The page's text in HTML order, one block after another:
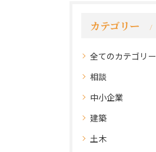
カテゴリー
全てのカテゴリー
相談
中小企業
建築
土木